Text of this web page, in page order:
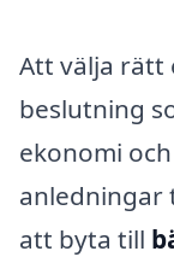
Att välja rätt
beslutning
ekonomi
anledningar
att byta till